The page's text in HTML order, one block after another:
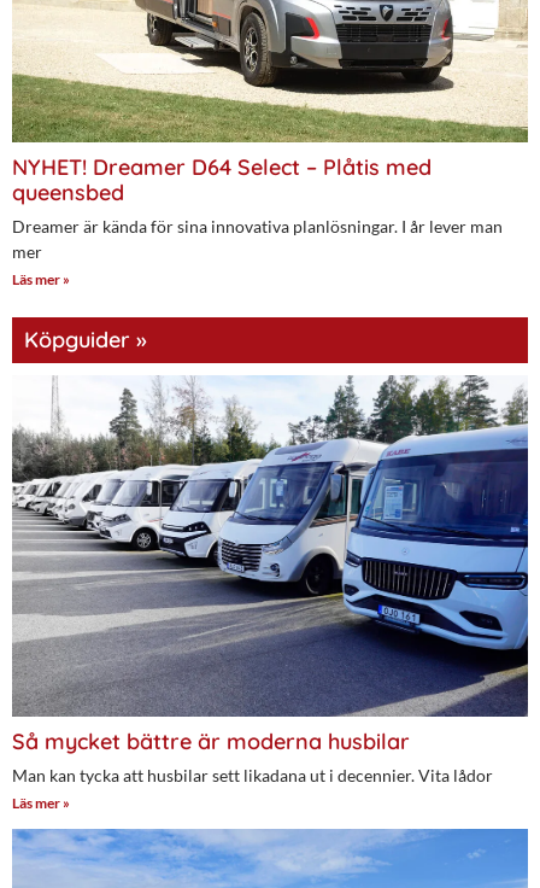
NYHET! Dreamer D64 Select – Plåtis med
queensbed
Dreamer är kända för sina innovativa planlösningar. I år lever man
mer
Läs mer »
Köpguider »
Så mycket bättre är moderna husbilar
Man kan tycka att husbilar sett likadana ut i decennier. Vita lådor
Läs mer »